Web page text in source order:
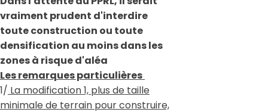
vraiment prudent d'interdire
toute construction ou toute
densification au moinsdans les
zones à risque d'aléa
Les remarques particulières
1/ La modification 1, plus de taille
minimale de terrain pour construire,